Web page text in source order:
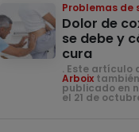
Problemas de
Dolor de
se debe y
cura
. Este artículo
Arboix
publicado en
el 21 de